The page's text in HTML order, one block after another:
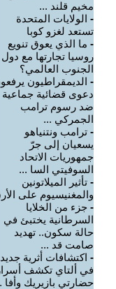
مخيم قلند ...
- الولايات المتحدة
تستعد لغزو كوبا
- ما الذي يعوق تنويع
روسيا تجارتها مع دول
الجنوب العالمي؟
- الديمقراطيون
دعوى قضائية جماعية
ضد رسوم ترامب
الجمركي ...
- ترامب ونتنياهو
يسعيان إلى جرّ
جمهوريات الاتحاد
السوفيتي السا ...
- تأثير الميلاتونين
والمغنيسيوم على
- جزء من الخلايا
السرطانية يختبئ في
حالة سكون.. تهديد
صامت قد ...
- اكتشافات أثرية
في ألتاي تكشف
حضارتي بازيريك وأفا